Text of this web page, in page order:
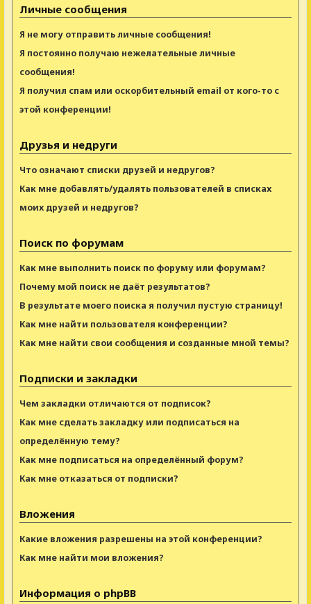
Личные сообщения
Я не могу отправить личные сообщения!
Я постоянно получаю нежелательные личные
сообщения!
Я получил спам или оскорбительный email от кого-то с
этой конференции!
Друзья и недруги
Что означают списки друзей и недругов?
Как мне добавлять/удалять пользователей в списках
моих друзей и недругов?
Поиск по форумам
Как мне выполнить поиск по форуму или форумам?
Почему мой поиск не даёт результатов?
В результате моего поиска я получил пустую страницу!
Как мне найти пользователя конференции?
Как мне найти свои сообщения и созданные мной темы?
Подписки и закладки
Чем закладки отличаются от подписок?
Как мне сделать закладку или подписаться на
определённую тему?
Как мне подписаться на определённый форум?
Как мне отказаться от подписки?
Вложения
Какие вложения разрешены на этой конференции?
Как мне найти мои вложения?
Информация о phpBB